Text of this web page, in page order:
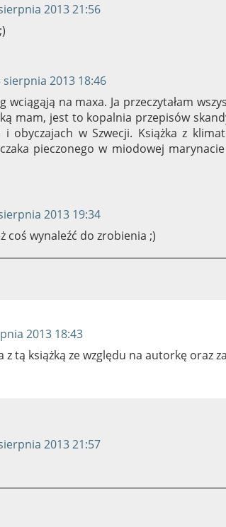
2013 21:56
sierpnia 2013 18:46
wciągąją na maxa. Ja przeczytałam
mam, jest to kopalnia przepisów
obyczajach w Szwecji. Książka z
pieczonego w miodowej
2013 19:34
coś wynaleźć do zrobienia ;)
2013 18:43
z tą książką ze względu na autorkę oraz
2013 21:57